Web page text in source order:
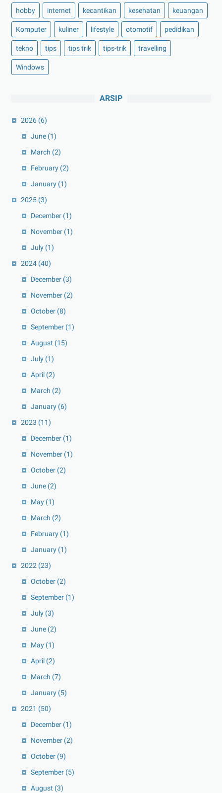
hobby internet kecantikan kesehatan keuangan
Komputer kuliner lifestyle otomotif pedidikan
tekno tips tips trik tips-trik travelling
Windows
ARSIP
2026 (6)
June (1)
March (2)
February (2)
January (1)
2025 (3)
December (1)
November (1)
July (1)
2024 (40)
December (3)
November (2)
October (8)
September (1)
August (15)
July (1)
April (2)
March (2)
January (6)
2023 (11)
December (1)
November (1)
October (2)
June (2)
May (1)
March (2)
February (1)
January (1)
2022 (23)
October (2)
September (1)
July (3)
June (2)
May (1)
April (2)
March (7)
January (5)
2021 (50)
December (1)
November (2)
October (9)
September (5)
August (3)